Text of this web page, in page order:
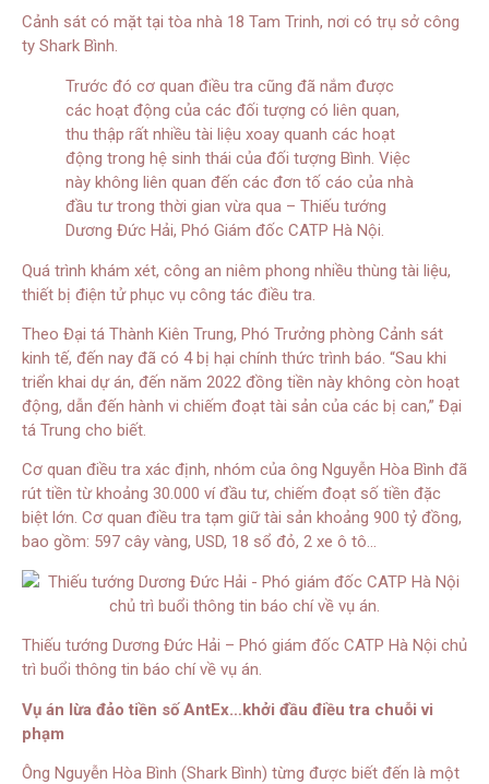
Cảnh sát có mặt tại tòa nhà 18 Tam Trinh, nơi có trụ sở công
ty Shark Bình.
Trước đó cơ quan điều tra cũng đã nắm được
các hoạt động của các đối tượng có liên quan,
thu thập rất nhiều tài liệu xoay quanh các hoạt
động trong hệ sinh thái của đối tượng Bình. Việc
này không liên quan đến các đơn tố cáo của nhà
đầu tư trong thời gian vừa qua – Thiếu tướng
Dương Đức Hải, Phó Giám đốc CATP Hà Nội.
Quá trình khám xét, công an niêm phong nhiều thùng tài liệu,
thiết bị điện tử phục vụ công tác điều tra.
Theo Đại tá Thành Kiên Trung, Phó Trưởng phòng Cảnh sát
kinh tế, đến nay đã có 4 bị hại chính thức trình báo. “Sau khi
triển khai dự án, đến năm 2022 đồng tiền này không còn hoạt
động, dẫn đến hành vi chiếm đoạt tài sản của các bị can,” Đại
tá Trung cho biết.
Cơ quan điều tra xác định, nhóm của ông Nguyễn Hòa Bình đã
rút tiền từ khoảng 30.000 ví đầu tư, chiếm đoạt số tiền đặc
biệt lớn. Cơ quan điều tra tạm giữ tài sản khoảng 900 tỷ đồng,
bao gồm: 597 cây vàng, USD, 18 sổ đỏ, 2 xe ô tô…
Thiếu tướng Dương Đức Hải – Phó giám đốc CATP Hà Nội chủ
trì buổi thông tin báo chí về vụ án.
Vụ án lừa đảo tiền số AntEx…khởi đầu điều tra chuỗi vi
phạm
Ông Nguyễn Hòa Bình (Shark Bình) từng được biết đến là một